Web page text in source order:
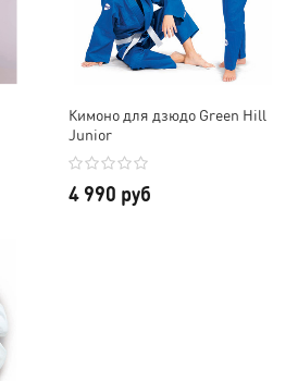
Кимоно для дзюдо Green Hill
Junior
4 990 руб